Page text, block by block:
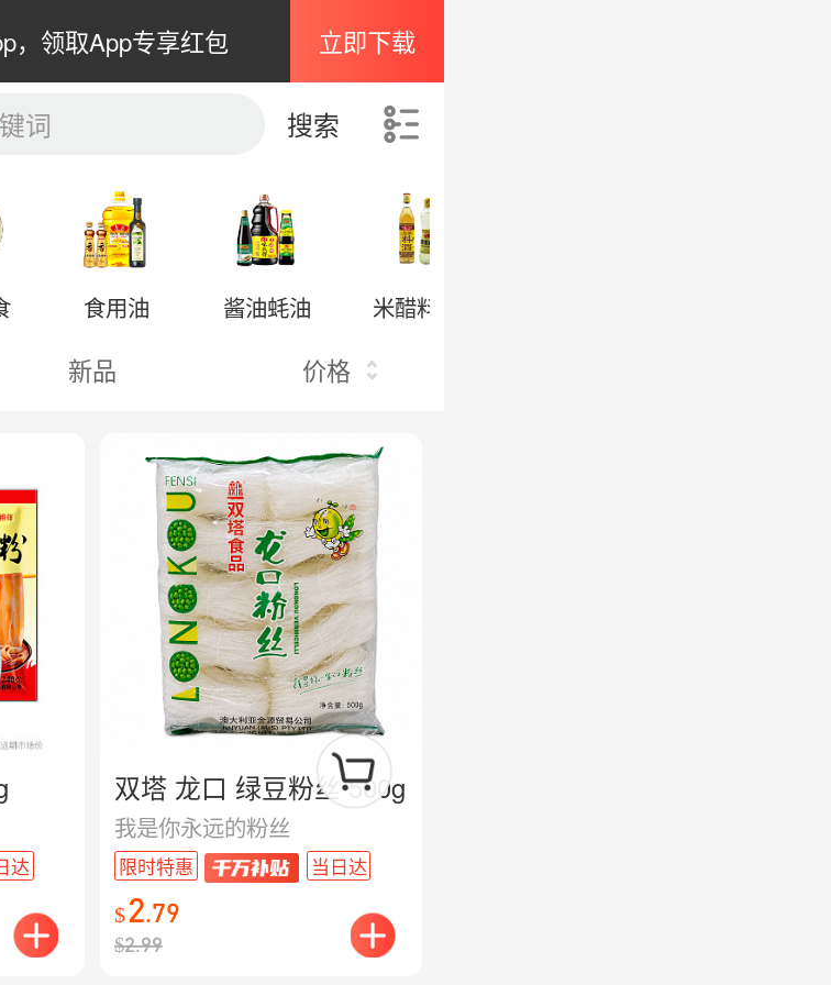
，领取App专享红包 立即下载
词 搜索
食用油 酱油蚝油 米醋料酒
新品 价格
达
双塔 龙口 绿豆粉丝 500g
我是你永远的粉丝
限时特惠 当日达
$2.79
$2.99